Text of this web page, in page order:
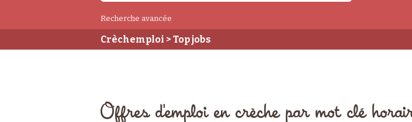
Recherche avancée
Crèchemploi > Top jobs
Offres d'emploi en crèche par mot clé